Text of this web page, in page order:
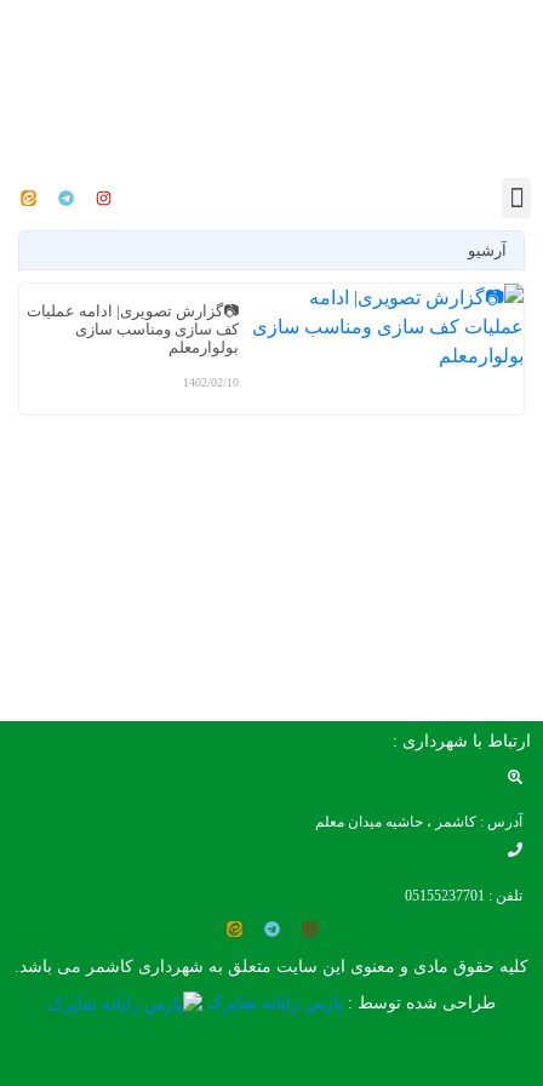
آرشیو
📷گزارش تصویری| ادامه عملیات
کف سازی ومناسب سازی
بولوارمعلم
1402/02/10
ارتباط با شهرداری :
آدرس : کاشمر ، حاشیه میدان معلم
تلفن : 05155237701
کلیه حقوق مادی و معنوی این سایت متعلق به شهرداری کاشمر می باشد.
طراحی شده توسط : پارس رایانه شاپرک